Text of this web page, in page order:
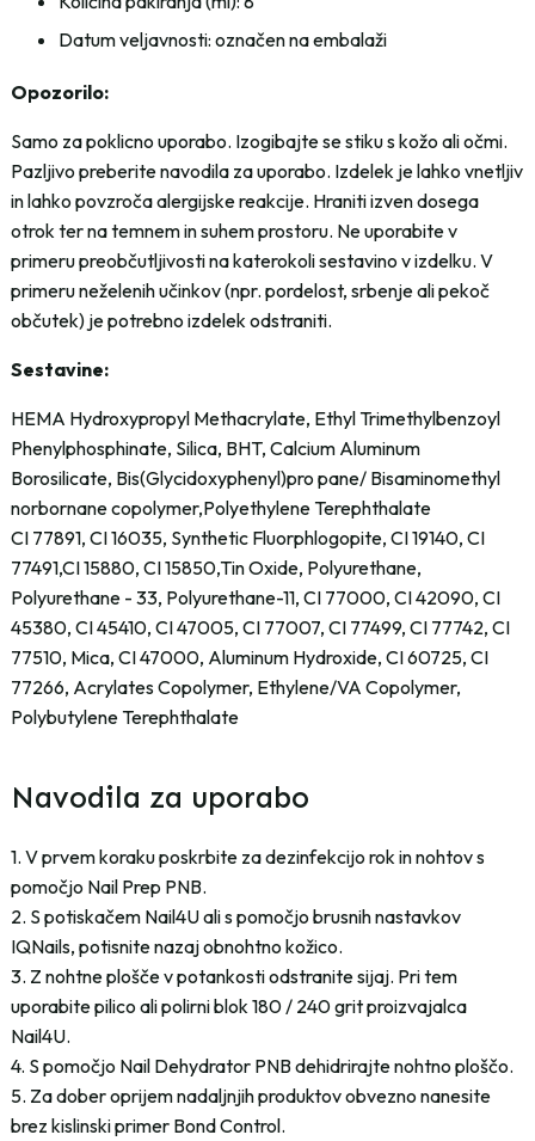
Datum veljavnosti: označen na embalaži
Opozorilo:
Samo za poklicno uporabo. Izogibajte se stiku s kožo ali očmi.
Pazljivo preberite navodila za uporabo. Izdelek je lahko vnetljiv
in lahko povzroča alergijske reakcije. Hraniti izven dosega
otrok ter na temnem in suhem prostoru. Ne uporabite v
primeru preobčutljivosti na katerokoli sestavino v izdelku. V
primeru neželenih učinkov (npr. pordelost, srbenje ali pekoč
občutek) je potrebno izdelek odstraniti.
Sestavine:
HEMA Hydroxypropyl Methacrylate, Ethyl Trimethylbenzoyl
Phenylphosphinate, Silica, BHT, Calcium Aluminum
Borosilicate, Bis(Glycidoxyphenyl)pro pane/ Bisaminomethyl
norbornane copolymer,Polyethylene Terephthalate
CI 77891, CI 16035, Synthetic Fluorphlogopite, CI 19140, CI
77491,CI 15880, CI 15850,Tin Oxide, Polyurethane,
Polyurethane - 33, Polyurethane-11, CI 77000, CI 42090, CI
45380, CI 45410, CI 47005, CI 77007, CI 77499, CI 77742, CI
77510, Mica, CI 47000, Aluminum Hydroxide, CI 60725, CI
77266, Acrylates Copolymer, Ethylene/VA Copolymer,
Polybutylene Terephthalate
Navodila za uporabo
1. V prvem koraku poskrbite za dezinfekcijo rok in nohtov s
pomočjo Nail Prep PNB.
2. S potiskačem Nail4U ali s pomočjo brusnih nastavkov
IQNails, potisnite nazaj obnohtno kožico.
3. Z nohtne plošče v potankosti odstranite sijaj. Pri tem
uporabite pilico ali polirni blok 180 / 240 grit proizvajalca
Nail4U.
4. S pomočjo Nail Dehydrator PNB dehidrirajte nohtno ploščo.
5. Za dober oprijem nadaljnjih produktov obvezno nanesite
brez kislinski primer Bond Control.